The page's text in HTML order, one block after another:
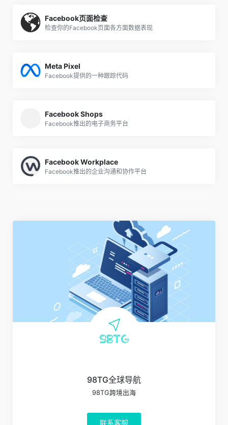
Facebook页面检查
检查你的Facebook页面各方面数据表现
Meta Pixel
Facebook提供的一种跟踪代码
Facebook Shops
Facebook推出的电子商务平台
Facebook Workplace
Facebook推出的企业沟通和协作平台
98TG全球导航
98TG跨境出海
联系客服